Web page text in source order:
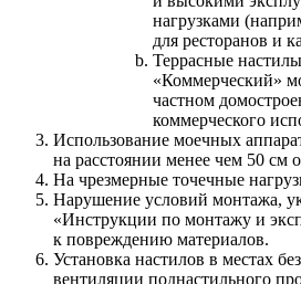
нагрузками
для ресторанов и
Террасные
«Коммерческий»
частном
коммерческого
Использование моечных
на расстоянии менее чем 50 см
На чрезмерные точечные
Нарушение условий монтажа,
«Инструкции по монтажу и
к повреждению материалов.
Установка настилов в местах
вентиляции поднастильного